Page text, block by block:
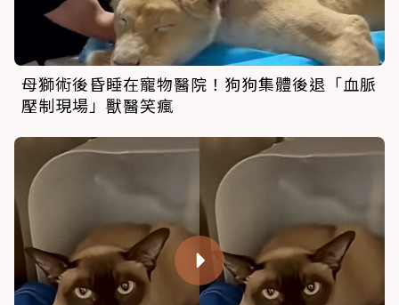
母獅術後昏睡在寵物醫院！狗狗集體後退「血脈
壓制現場」獸醫笑瘋